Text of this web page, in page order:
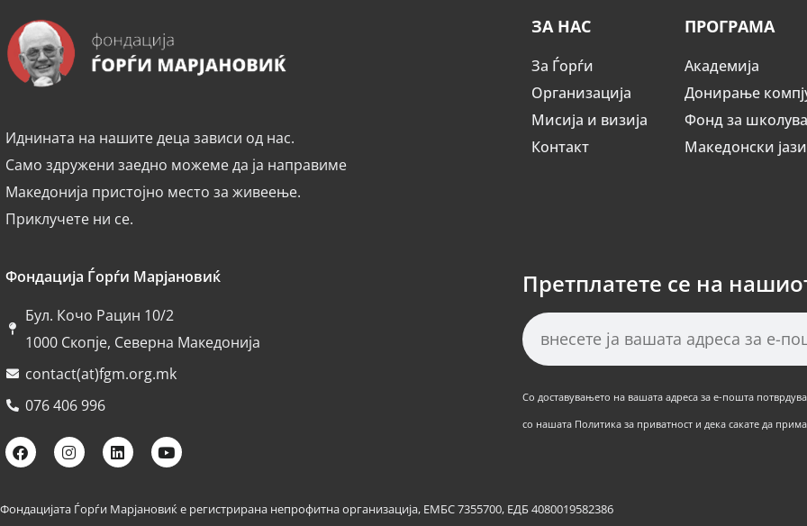
Иднината на нашите деца зависи од нас.
Само здружени заедно можеме да ја направиме
Македонија пристојно место за живеење.
Приклучете ни се.
ЗА НАС
За Ѓорѓи
Организација
Мисија и визија
Контакт
ПРОГРАМА
Академија
Донирање
Фонд за
Македонски
Фондација Ѓорѓи Марјановиќ
Бул. Кочо Рацин 10/2
1000 Скопје, Северна Македонија
contact(at)fgm.org.mk
076 406 996
Претплатете се на
Со доставувањето на вашата адреса за е-пошта
со нашата Политика за приватност и дека сакате да
Фондацијата Ѓорѓи Марјановиќ е регистрирана непрофитна организација, ЕМБС 7355700, ЕДБ 4080019582386